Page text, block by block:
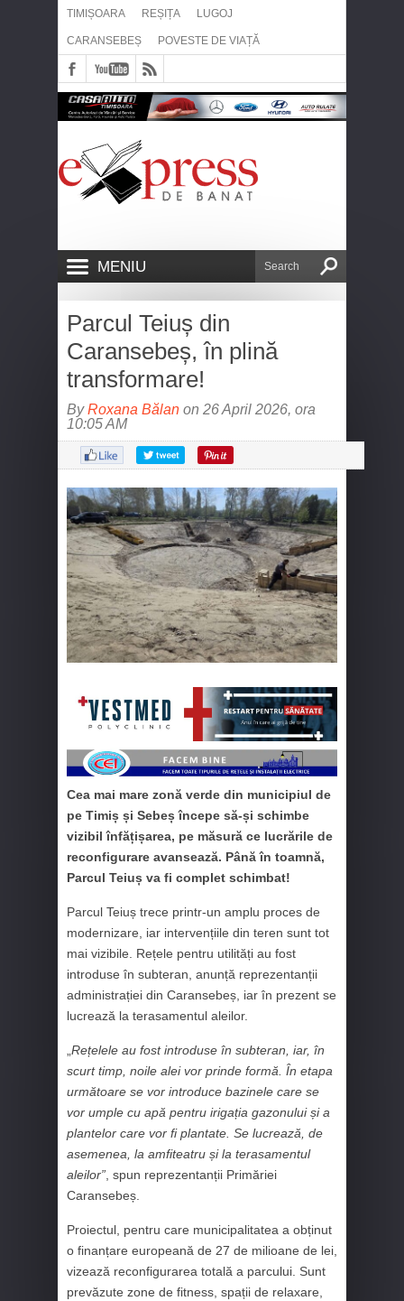
TIMIȘOARA REȘIȚA LUGOJ
CARANSEBEȘ POVESTE DE VIAȚĂ
MENIU
Parcul Teiuș din
Caransebeș, în plină
transformare!
ByRoxana Bălan on 26 April 2026, ora
10:05 AM
Cea mai mare zonă verde din municipiul de
pe Timiș și Sebeș începe să-și schimbe
vizibil înfățișarea, pe măsură ce lucrările de
reconfigurare avansează. Până în toamnă,
Parcul Teiuș va fi complet schimbat!
Parcul Teiuș trece printr-un amplu proces de
modernizare, iar intervențiile din teren sunt tot
mai vizibile. Rețele pentru utilități au fost
introduse în subteran, anunță reprezentanții
administrației din Caransebeș, iar în prezent se
lucrează la terasamentul aleilor.
„Rețelele au fost introduse în subteran, iar, în
scurt timp, noile alei vor prinde formă. În etapa
următoare se vor introduce bazinele care se
vor umple cu apă pentru irigația gazonului și a
plantelor care vor fi plantate. Se lucrează, de
asemenea, la amfiteatru și la terasamentul
aleilor”, spun reprezentanții Primăriei
Caransebeș.
Proiectul, pentru care municipalitatea a obținut
o finanțare europeană de 27 de milioane de lei,
vizează reconfigurarea totală a parcului. Sunt
prevăzute zone de fitness, spații de relaxare,